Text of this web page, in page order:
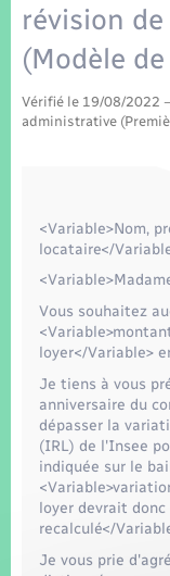
Sécurité -
Seniors
Voirie et
révision
(Modèle
Vérifié le 19/08/2022
administrative
<Variable>Nom,
locataire</
Vous souhaitez
loyer</Variable>
Je tiens à vous
anniversaire du
dépasser la
(IRL) de l'Insee
indiquée sur le
loyer devrait
recalculé</
Je vous prie